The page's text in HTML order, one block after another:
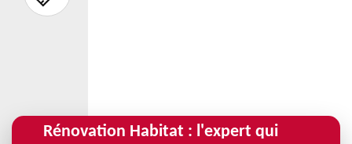
Rénovation Habitat : l'expert qui